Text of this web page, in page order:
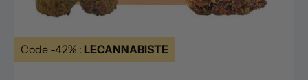
Code -42% : LECANNABISTE